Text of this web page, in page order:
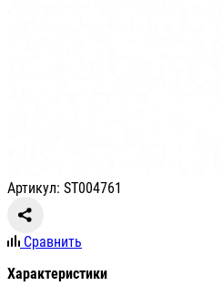
Артикул: ST004761
Сравнить
Характеристики